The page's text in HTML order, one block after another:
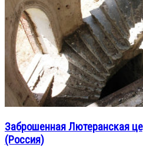
Заброшенная Лютеранская
(Россия)